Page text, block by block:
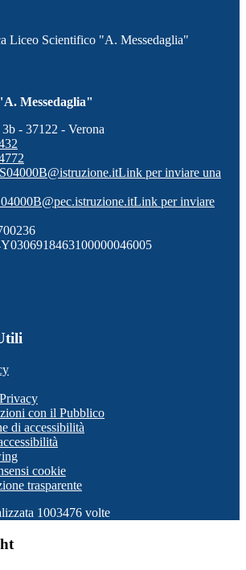
Liceo Scientifico "A. Messedaglia"
Messedaglia"
- 37122 - Verona
Link per inviare una
Link per inviare
con il Pubblico
di accessibilità
cookie
trasparente
1003476 volte